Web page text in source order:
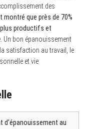
des
montré que près de 70%
productifs et
Un bon épanouissement
satisfaction au travail, le
et vie
d’épanouissement au